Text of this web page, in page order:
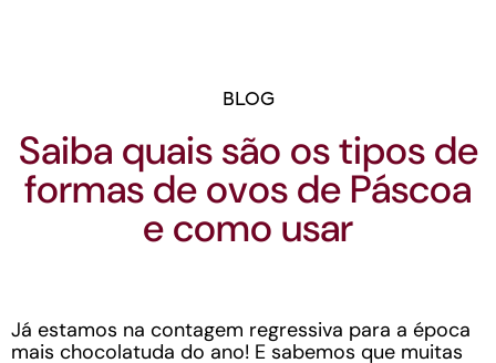
BLOG
Saiba quais são os tipos de
formas de ovos de Páscoa
e como usar
Já estamos na contagem regressiva para a época
mais chocolatuda do ano! E sabemos que muitas